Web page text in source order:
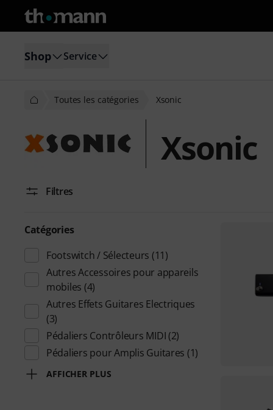
Shop Service
Toutes les catégories Xsonic
Xsonic
Filtres
Catégories
Footswitch / Sélecteurs (11)
Autres Accessoires pour appareils
mobiles (4)
Autres Effets Guitares Electriques
(3)
Pédaliers Contrôleurs MIDI (2)
Pédaliers pour Amplis Guitares (1)
AFFICHER PLUS